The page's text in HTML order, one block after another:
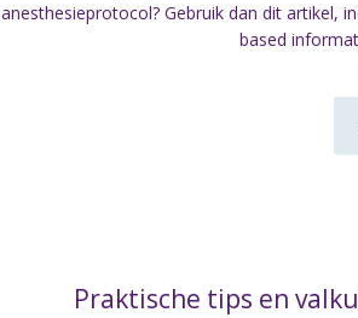
anesthesieprotocol? Gebruik dan dit artikel,
based
Praktische tips en